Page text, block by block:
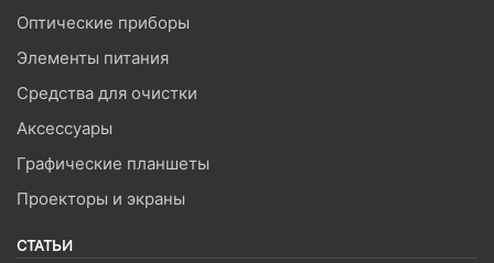
Оптические приборы
Элементы питания
Средства для очистки
Аксессуары
Графические планшеты
Проекторы и экраны
СТАТЬИ